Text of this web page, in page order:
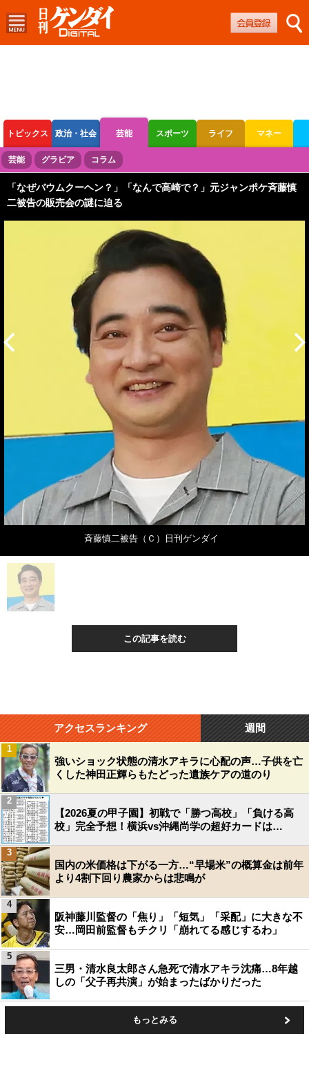
トピックス 政治・社会 芸能 スポーツ ライフ マネー
ボートレース 競輪 オートレース
芸能 グラビア コラム
「なぜバウムクーヘン？」「なんで高崎で？」元ジャンポケ斉藤慎
二被告の販売会の謎に迫る
斉藤慎二被告（Ｃ）日刊ゲンダイ
この記事を読む
アクセスランキング 週間
強いショック状態の清水アキラに心配の声…子供を亡
くした神田正輝らもたどった遺族ケアの道のり
1
【2026夏の甲子園】初戦で「勝つ高校」「負ける高
校」完全予想！横浜vs沖縄尚学の超好カードは…
2
国内の米価格は下がる一方…“早場米”の概算金は前年
より4割下回り農家からは悲鳴が
3
阪神藤川監督の「焦り」「短気」「采配」に大きな不
安…岡田前監督もチクリ「崩れてる感じするわ」
4
三男・清水良太郎さん急死で清水アキラ沈痛…8年越
しの「父子再共演」が始まったばかりだった
5
もっとみる